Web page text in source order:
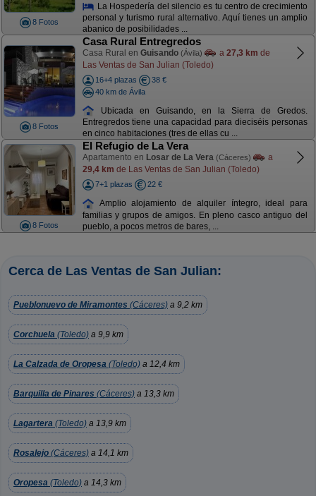
8 Fotos
La Hospedería del silencio es tu centro de crecimiento
personal y turismo rural alternativo. Aquí tienes un amplio
abanico de posibilidades ...
8 Fotos
Casa Rural Entregredos
Casa Rural en Guisando (Ávila) a 27,3 km de
Las Ventas de San Julian (Toledo)
16+4 plazas
38 €
40 km de Ávila
Ubicada en Guisando, en la Sierra de Gredos.
Entregredos tiene una capacidad para dieciséis personas
en cinco habitaciones (tres de ellas cu ...
8 Fotos
El Refugio de La Vera
Apartamento en Losar de La Vera (Cáceres)
a
29,4 km de Las Ventas de San Julian (Toledo)
7+1 plazas 22 €
Amplio alojamiento de alquiler íntegro, ideal para
familias y grupos de amigos. En pleno casco antiguo del
pueblo, a pocos metros de bares, ...
Cerca de Las Ventas de San Julian:
Pueblonuevo de Miramontes (Cáceres) a 9,2 km
Corchuela (Toledo) a 9,9 km
La Calzada de Oropesa (Toledo) a 12,4 km
Barquilla de Pinares (Cáceres) a 13,3 km
Lagartera (Toledo) a 13,9 km
Rosalejo (Cáceres) a 14,1 km
Oropesa (Toledo) a 14,3 km